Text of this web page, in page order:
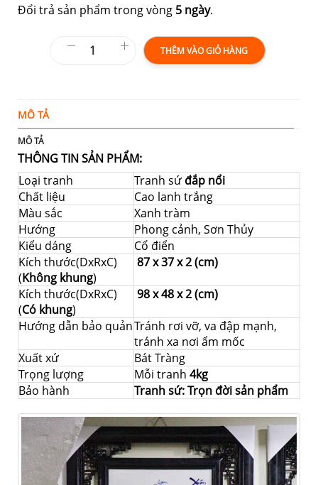
Đổi trả sản phẩm trong vòng 5 ngày.
THÊM VÀO GIỎ HÀNG
MÔ TẢ
MÔ TẢ
THÔNG TIN SẢN PHẨM:
Loại tranh
Tranh sứ đắp nổi
Chất liệu
Cao lanh trắng
Màu sắc
Xanh tràm
Hướng
Phong cảnh, Sơn Thủy
Kiểu dáng
Cổ điển
Kích thước(DxRxC)
(Không khung)
87 x 37 x 2 (cm)
Kích thước(DxRxC)
(Có khung)
98 x 48 x 2 (cm)
Hướng dẫn bảo quảnTránh rơi vỡ, va đập mạnh,
tránh xa nơi ẩm mốc
Xuất xứ
Bát Tràng
Trọng lượng
Mỗi tranh 4kg
Bảo hành
Tranh sứ: Trọn đời sản phẩm